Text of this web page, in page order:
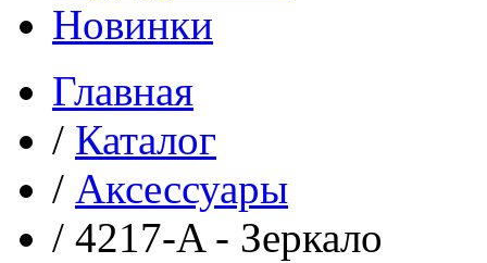
Новинки
Главная
/ Каталог
/ Аксессуары
/ 4217-A - Зеркало